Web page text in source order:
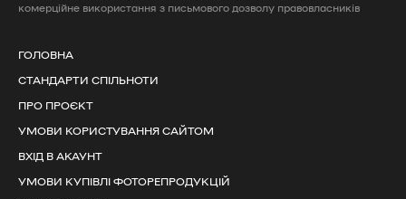
комерційне використання з письмового дозволу правовласників
ГОЛОВНА
СТАНДАРТИ СПІЛЬНОТИ
ПРО ПРОЄКТ
УМОВИ КОРИСТУВАННЯ САЙТОМ
ВХІД В АКАУНТ
УМОВИ КУПІВЛІ ФОТОРЕПРОДУКЦІЙ